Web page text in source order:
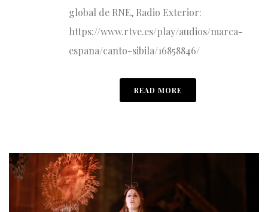
global de RNE, Radio Exterior:
https://www.rtve.es/play/audios/marca-
espana/canto-sibila/16858846/
READ MORE